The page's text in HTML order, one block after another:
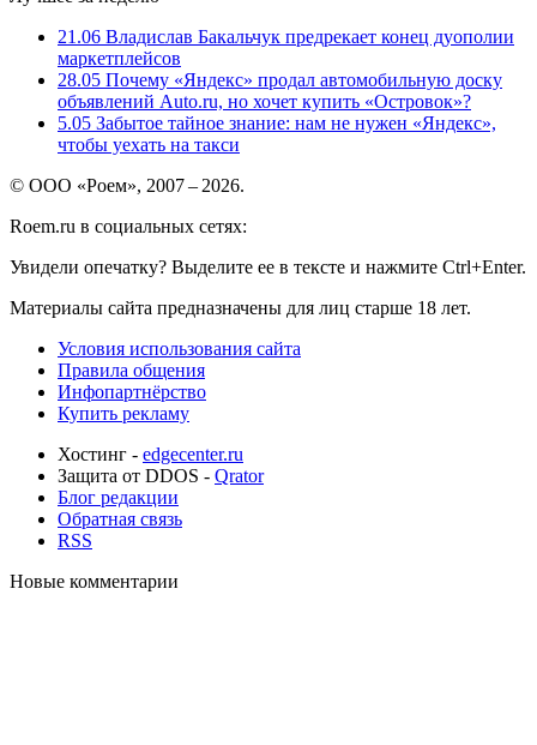
21.06 Владислав Бакальчук предрекает конец дуополии
маркетплейсов
28.05 Почему «Яндекс» продал автомобильную доску
объявлений Auto.ru, но хочет купить «Островок»?
5.05 Забытое тайное знание: нам не нужен «Яндекс»,
чтобы уехать на такси
© ООО «Роем», 2007 – 2026.
Roem.ru в социальных сетях:
Увидели опечатку? Выделите ее в тексте и нажмите Ctrl+Enter.
Материалы сайта предназначены для лиц старше 18 лет.
Условия использования сайта
Правила общения
Инфопартнёрство
Купить рекламу
Хостинг - edgecenter.ru
Защита от DDOS - Qrator
Блог редакции
Обратная связь
RSS
Новые комментарии